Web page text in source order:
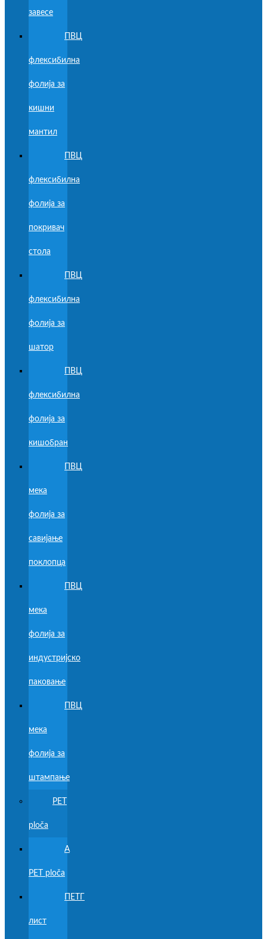
завесе
ПВЦ
флексибилна
фолија за
кишни
мантил
ПВЦ
флексибилна
фолија за
покривач
стола
ПВЦ
флексибилна
фолија за
шатор
ПВЦ
флексибилна
фолија за
кишобран
ПВЦ
мека
фолија за
савијање
поклопца
ПВЦ
мека
фолија за
индустријско
паковање
ПВЦ
мека
фолија за
штампање
PET
ploča
А
PET ploča
ПЕТГ
лист